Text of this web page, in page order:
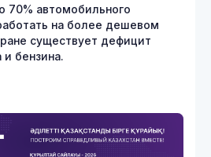
70% автомобильного
на более дешевом
существует дефицит
и бензина.